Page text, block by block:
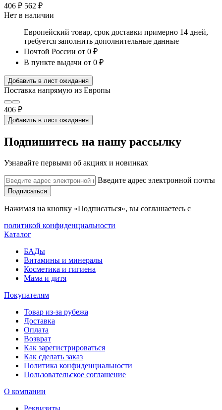
406 ₽ 562 ₽
Нет в наличии
Европейский товар, срок доставки примерно 14 дней,
требуется заполнить дополнительные данные
Почтой России от 0 ₽
В пункте выдачи от 0 ₽
Добавить в лист ожидания
Поставка напрямую из Европы
406 ₽
Добавить в лист ожидания
Подпишитесь на нашу рассылку
Узнавайте первыми об акциях и новинках
Введите адрес электронной почты
Подписаться
Нажимая на кнопку «Подписаться», вы соглашаетесь с
политикой конфиденциальности
Каталог
БАДы
Витамины и минералы
Косметика и гигиена
Мама и дитя
Покупателям
Товар из-за рубежа
Доставка
Оплата
Возврат
Как зарегистрироваться
Как сделать заказ
Политика конфиденциальности
Пользовательское соглашение
О компании
Реквизиты